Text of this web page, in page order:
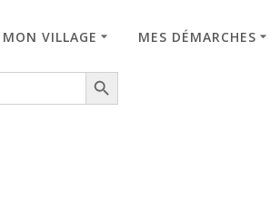
MON VILLAGE MES DÉMARCHES
Search Button